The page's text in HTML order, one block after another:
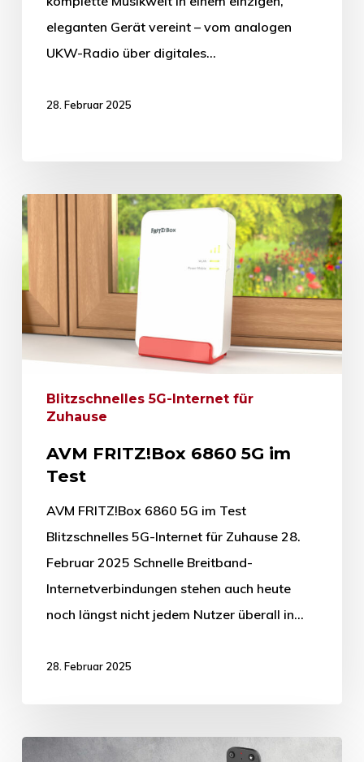
eleganten Gerät vereint – vom analogen
UKW-Radio über digitales…
28. Februar 2025
Blitzschnelles 5G-Internet für
Zuhause
AVM FRITZ!Box 6860 5G im
Test
AVM FRITZ!Box 6860 5G im Test
Blitzschnelles 5G-Internet für Zuhause 28.
Februar 2025 Schnelle Breitband-
Internetverbindungen stehen auch heute
noch längst nicht jedem Nutzer überall in…
28. Februar 2025